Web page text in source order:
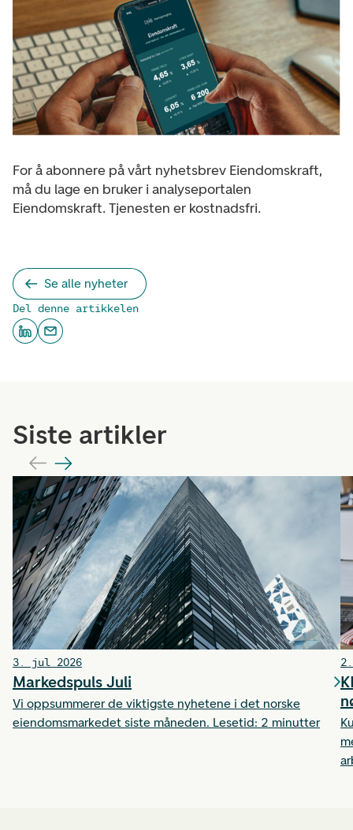
For å abonnere på vårt nyhetsbrev Eiendomskraft,
må du lage en bruker i analyseportalen
Eiendomskraft. Tjenesten er kostnadsfri.
Se alle nyheter
Del denne artikkelen
Siste artikler
3. jul 2026
Markedspuls Juli
Vi oppsummerer de viktigste nyhetene i det norske
eiendomsmarkedet siste måneden. Lesetid: 2 minutter